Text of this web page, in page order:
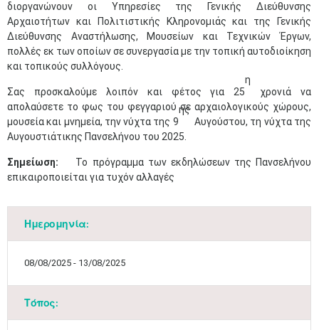
διοργανώνουν οι Υπηρεσίες της Γενικής Διεύθυνσης
Αρχαιοτήτων και Πολιτιστικής Κληρονομιάς και της Γενικής
Διεύθυνσης Αναστήλωσης, Μουσείων και Τεχνικών Έργων,
πολλές εκ των οποίων σε συνεργασία με την τοπική αυτοδιοίκηση
και τοπικούς συλλόγους.
Σας προσκαλούμε λοιπόν και φέτος για 25
η
χρονιά να
απολαύσετε το φως του φεγγαριού σε αρχαιολογικούς χώρους,
μουσεία και μνημεία, την νύχτα της 9
ης
Αυγούστου, τη νύχτα της
Αυγουστιάτικης Πανσελήνου του 2025.
Σημείωση: Το πρόγραμμα των εκδηλώσεων της Πανσελήνου
επικαιροποιείται για τυχόν αλλαγές
Ημερομηνία:
08/08/2025 - 13/08/2025
Τόπος: